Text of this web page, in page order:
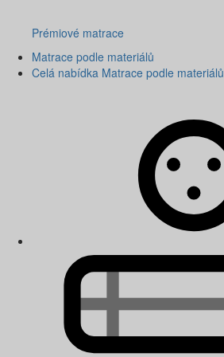
Prémiové matrace
Matrace podle materiálů
Celá nabídka Matrace podle materiálů